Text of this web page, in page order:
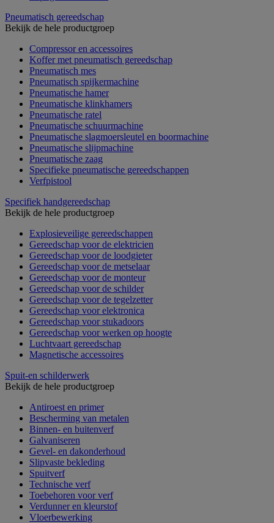
Pneumatisch gereedschap
Bekijk de hele productgroep
Compressor en accessoires
Koffer met pneumatisch gereedschap
Pneumatisch mes
Pneumatisch spijkermachine
Pneumatische hamer
Pneumatische klinkhamers
Pneumatische ratel
Pneumatische schuurmachine
Pneumatische slagmoersleutel en boormachine
Pneumatische slijpmachine
Pneumatische zaag
Specifieke pneumatische gereedschappen
Verfpistool
Specifiek handgereedschap
Bekijk de hele productgroep
Explosieveilige gereedschappen
Gereedschap voor de elektricien
Gereedschap voor de loodgieter
Gereedschap voor de metselaar
Gereedschap voor de monteur
Gereedschap voor de schilder
Gereedschap voor de tegelzetter
Gereedschap voor elektronica
Gereedschap voor stukadoors
Gereedschap voor werken op hoogte
Luchtvaart gereedschap
Magnetische accessoires
Spuit-en schilderwerk
Bekijk de hele productgroep
Antiroest en primer
Bescherming van metalen
Binnen- en buitenverf
Galvaniseren
Gevel- en dakonderhoud
Slipvaste bekleding
Spuitverf
Technische verf
Toebehoren voor verf
Verdunner en kleurstof
Vloerbewerking